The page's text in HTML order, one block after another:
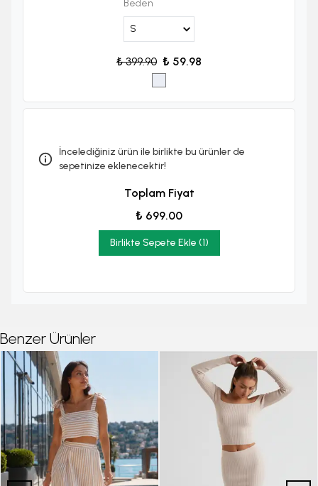
Beden
₺ 399.90 ₺ 59.98
İncelediğiniz ürün ile birlikte bu ürünler de
sepetinize eklenecektir!
Toplam Fiyat
₺ 699.00
Birlikte Sepete Ekle (1)
Benzer Ürünler